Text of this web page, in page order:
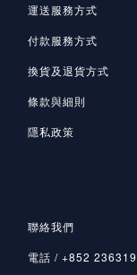
運送服務方式
付款服務方式
換貨及退貨方式
條款與細則
隱私政策
聯絡我們
電話 / +852